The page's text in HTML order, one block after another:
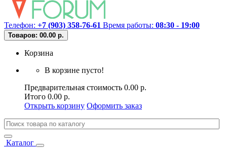
Телефон: +7 (903) 358-76-61 Время работы: 08:30 - 19:00
Товаров: 00.00 р.
Корзина
В корзине пусто!
Предварительная стоимость 0.00 р.
Итого 0.00 р.
Открыть корзину Оформить заказ
Каталог